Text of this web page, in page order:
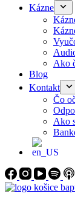
Kázne
Ako
Blog
Kontakt
Čo
Ako